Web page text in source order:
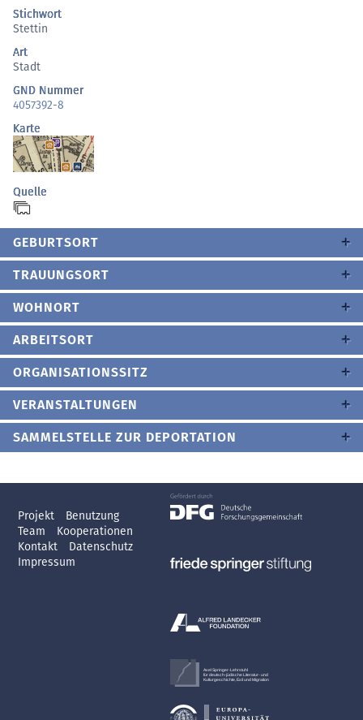
Stichwort
Stettin
Art
Stadt
GND Nummer
4057392-8
Karte
Quelle
GEBURTSORT
TRAUUNGSORT
WOHNORT
ARBEITSORT
ORGANISATIONSSITZ
VERANSTALTUNGEN
SAMMELSTELLE ZUR DEPORTATION
Projekt
Benutzung
Team
Kooperationen
Kontakt
Datenschutz
Impressum
Axel Springer-Lehrstuhl
für deutsch-jüdische Literatur- und
Kulturgeschichte, Exil und Migration